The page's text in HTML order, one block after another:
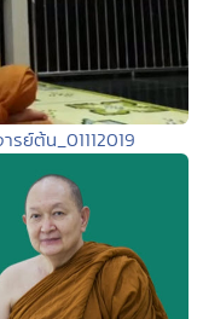
รย์ต้น_01112019